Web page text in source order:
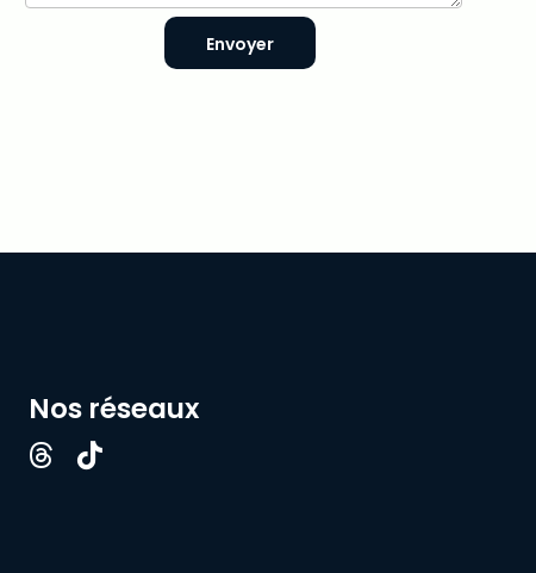
Envoyer
Nos réseaux